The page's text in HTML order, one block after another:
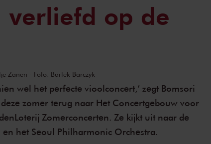
verliefd op de
Zanen - Foto: Bartek Barczyk
wel het perfecte vioolconcert,’ zegt Bomsori
zomer terug naar Het Concertgebouw voor
Zomerconcerten. Ze kijkt uit naar de
het Seoul Philharmonic Orchestra.